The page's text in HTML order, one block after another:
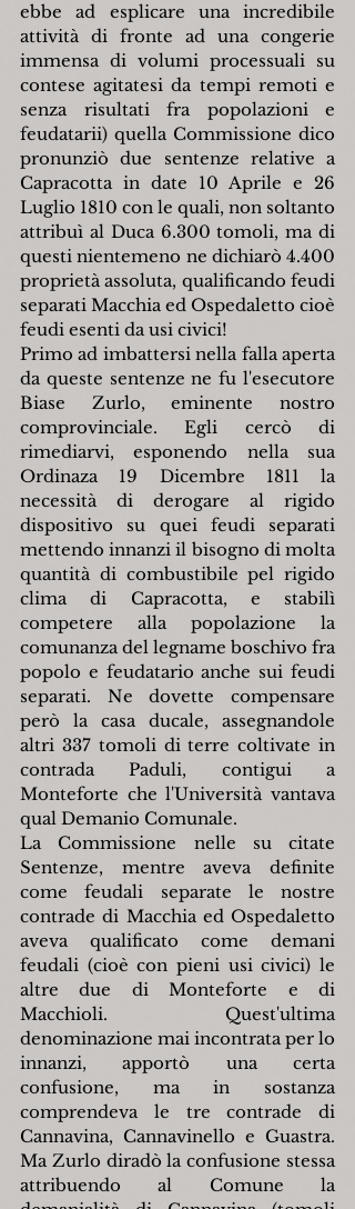
ebbe ad esplicare una incredibile
attività di fronte ad una congerie
immensa di volumi processuali su
contese agitatesi da tempi remoti e
senza risultati fra popolazioni e
feudatarii) quella Commissione dico
pronunziò due sentenze relative a
Capracotta in date 10 Aprile e 26
Luglio 1810 con le quali, non soltanto
attribuì al Duca 6.300 tomoli, ma di
questi nientemeno ne dichiarò 4.400
proprietà assoluta, qualificando feudi
separati Macchia ed Ospedaletto cioè
feudi esenti da usi civici!
Primo ad imbattersi nella falla aperta
da queste sentenze ne fu l'esecutore
Biase Zurlo, eminente nostro
comprovinciale. Egli cercò di
rimediarvi, esponendo nella sua
Ordinaza 19 Dicembre 1811 la
necessità di derogare al rigido
dispositivo su quei feudi separati
mettendo innanzi il bisogno di molta
quantità di combustibile pel rigido
clima di Capracotta, e stabilì
competere alla popolazione la
comunanza del legname boschivo fra
popolo e feudatario anche sui feudi
separati. Ne dovette compensare
però la casa ducale, assegnandole
altri 337 tomoli di terre coltivate in
contrada Paduli, contigui a
Monteforte che l'Università vantava
qual Demanio Comunale.
La Commissione nelle su citate
Sentenze, mentre aveva definite
come feudali separate le nostre
contrade di Macchia ed Ospedaletto
aveva qualificato come demani
feudali (cioè con pieni usi civici) le
altre due di Monteforte e di
Macchioli. Quest'ultima
denominazione mai incontrata per lo
innanzi, apportò una certa
confusione, ma in sostanza
comprendeva le tre contrade di
Cannavina, Cannavinello e Guastra.
Ma Zurlo diradò la confusione stessa
attribuendo al Comune la